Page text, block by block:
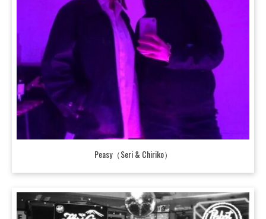
Peasy（Seri & Chiriko）